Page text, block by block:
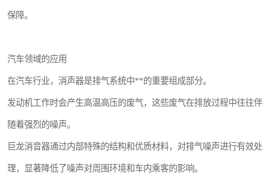
保障。
汽车领域的应用
在汽车行业，消声器是排气系统中**的重要组成部分。
发动机工作时会产生高温高压的废气，这些废气在排放过程中往往伴
随着强烈的噪声。
巨龙消音器通过内部特殊的结构和优质材料，对排气噪声进行有效处
理，显著降低了噪声对周围环境和车内乘客的影响。